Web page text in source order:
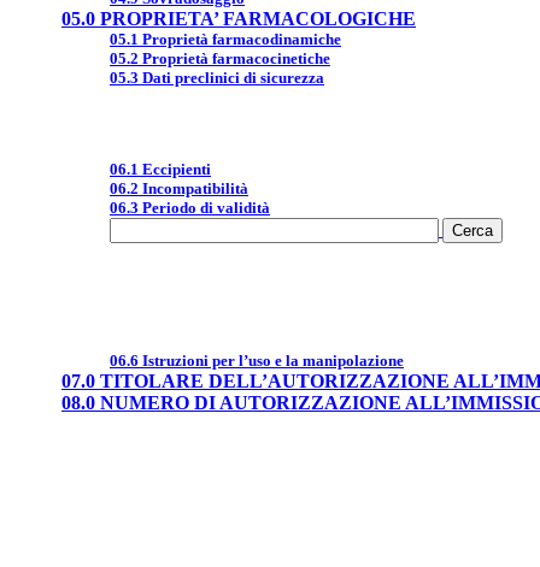
05.0 PROPRIETA’ FARMACOLOGICHE
05.1 Proprietà farmacodinamiche
05.2 Proprietà farmacocinetiche
05.3 Dati preclinici di sicurezza
06.1 Eccipienti
06.2 Incompatibilità
06.3 Periodo di validità
06.6 Istruzioni per l’uso e la manipolazione
07.0 TITOLARE DELL’AUTORIZZAZIONE
08.0 NUMERO DI AUTORIZZAZIONE